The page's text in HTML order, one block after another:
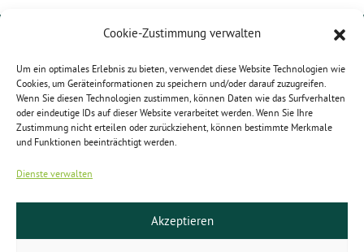
Cookie-Zustimmung verwalten
Um ein optimales Erlebnis zu bieten, verwendet diese Website Technologien wie
Cookies, um Geräteinformationen zu speichern und/oder darauf zuzugreifen.
Wenn Sie diesen Technologien zustimmen, können Daten wie das Surfverhalten
oder eindeutige IDs auf dieser Website verarbeitet werden. Wenn Sie Ihre
Zustimmung nicht erteilen oder zurückziehent, können bestimmte Merkmale
und Funktionen beeinträchtigt werden.
Dienste verwalten
Akzeptieren
Platz der Republik 1
11011 Berlin
Kontakt
Telefon: 030 227 72830
Social Media